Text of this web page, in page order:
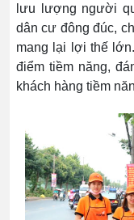
lưu lượng người
dân cư đông đúc,
mang lại lợi thế
điểm tiềm năng,
khách hàng tiềm